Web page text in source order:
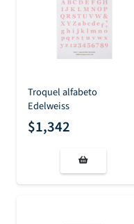
Troquel alfabeto
Edelweiss
$1,342